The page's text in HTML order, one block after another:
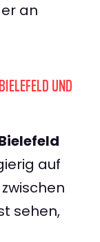
an
UND
auf
sehen,